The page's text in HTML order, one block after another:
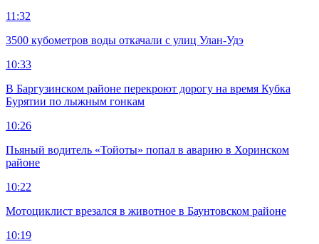
11:32
3500 кубометров воды откачали с улиц Улан-Удэ
10:33
В Баргузинском районе перекроют дорогу на время Кубка
Бурятии по лыжным гонкам
10:26
Пьяный водитель «Тойоты» попал в аварию в Хоринском
районе
10:22
Мотоциклист врезался в животное в Баунтовском районе
10:19